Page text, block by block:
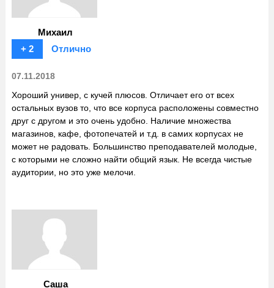
Михаил
+ 2
Отлично
07.11.2018
Хороший универ, с кучей плюсов. Отличает его от всех
остальных вузов то, что все корпуса расположены совместно
друг с другом и это очень удобно. Наличие множества
магазинов, кафе, фотопечатей и т.д. в самих корпусах не
может не радовать. Большинство преподавателей молодые,
с которыми не сложно найти общий язык. Не всегда чистые
аудитории, но это уже мелочи.
Саша